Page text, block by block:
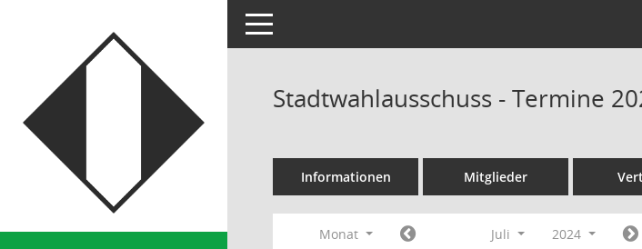
Toggle navigation
Stadtwahlausschuss - Termine
Informationen Mitglieder
Monat Juli 2024